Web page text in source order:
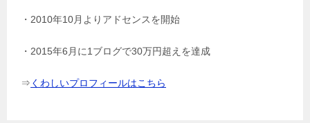
・2010年10月よりアドセンスを開始
・2015年6月に1ブログで30万円超えを達成
⇒ くわしいプロフィールはこちら